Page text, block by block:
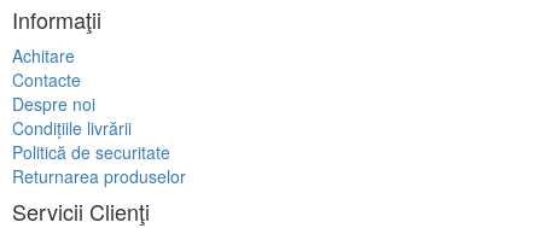
Informaţii
Achitare
Contacte
Despre noi
Condițiile livrării
Politică de securitate
Returnarea produselor
Servicii Clienţi